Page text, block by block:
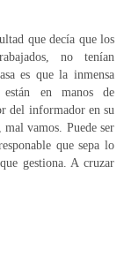
que decía que los
no tenían
es que la inmensa
en manos de
del informador en su
vamos. Puede ser
que sepa lo
gestiona. A cruzar